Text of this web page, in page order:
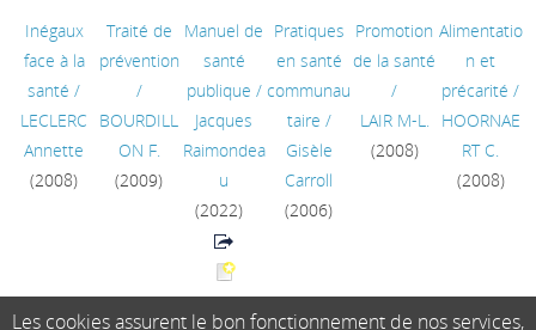
Inégaux
face à la
santé /
LECLERC
Annette
(2008)
Traité de
prévention
/
BOURDILL
ON F.
(2009)
Manuel de
santé
publique /
Jacques
Raimondea
u
(2022)
Pratiques
en santé
communau
taire /
Gisèle
Carroll
(2006)
Promotion
de la santé
/
LAIR M-L.
(2008)
Alimentatio
n et
précarité /
HOORNAE
RT C.
(2008)
Les cookies assurent le bon fonctionnement de nos services,